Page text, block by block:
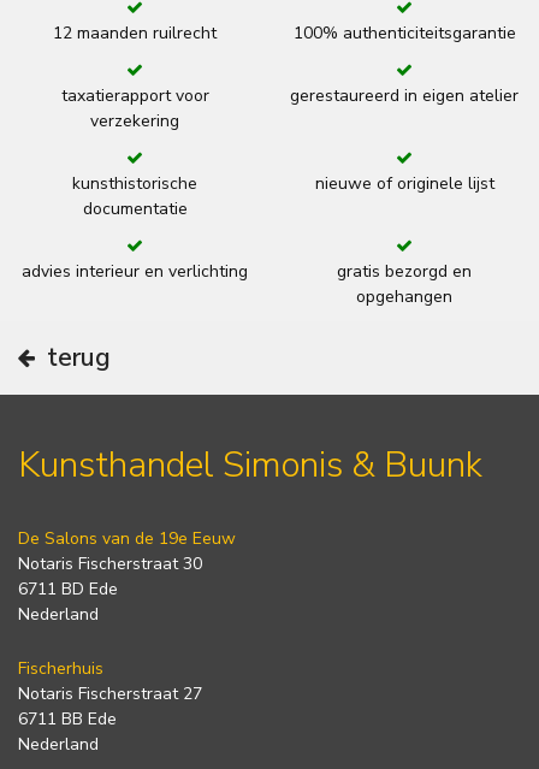
12 maanden ruilrecht 100% authenticiteitsgarantie
taxatierapport voor
verzekering
gerestaureerd in eigen atelier
kunsthistorische
documentatie
nieuwe of originele lijst
advies interieur en verlichting
gratis bezorgd en
opgehangen
terug
Kunsthandel Simonis & Buunk
De Salons van de 19e Eeuw
Notaris Fischerstraat 30
6711 BD Ede
Nederland
Fischerhuis
Notaris Fischerstraat 27
6711 BB Ede
Nederland